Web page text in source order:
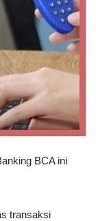
BCA ini
transaksi